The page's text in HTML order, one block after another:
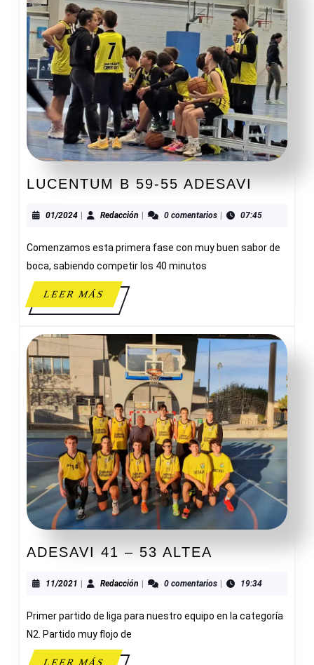
LUCENTUM B 59-55 ADESAVI
59-
01/202401/2024Redacción Redacción0 comentarios 07:45
Comenzamos esta primera fase con muy buen sabor de
boca, sabiendo competir los 40 minutos
LEER MÁSLEER
MÁS
ADESAVI 41 – 53 ALTEA
–
ALTEA
11/2021 11/2021Redacción Redacción0 comentarios 19:34
Primer partido de liga para nuestro equipo en la categoría
N2. Partido muy flojo de
LEER MÁSLEER